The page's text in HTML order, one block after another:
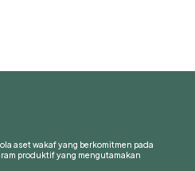
aset wakaf yang berkomitmen pada
produktif yang mengutamakan